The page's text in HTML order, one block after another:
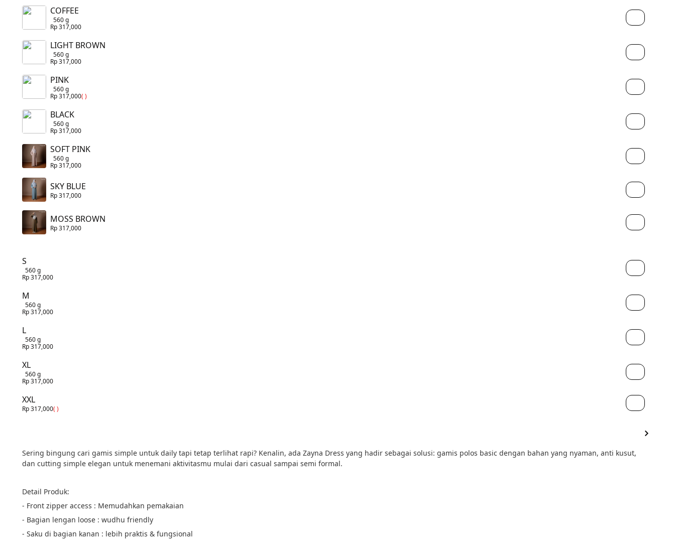
COFFEE
560 g
Rp 317,000
LIGHT BROWN
560 g
Rp 317,000
PINK
560 g
Rp 317,000( )
BLACK
560 g
Rp 317,000
SOFT PINK
560 g
Rp 317,000
SKY BLUE
Rp 317,000
MOSS BROWN
Rp 317,000
S
560 g
Rp 317,000
M
560 g
Rp 317,000
L
560 g
Rp 317,000
XL
560 g
Rp 317,000
XXL
Rp 317,000( )
Sering bingung cari gamis simple untuk daily tapi tetap terlihat rapi? Kenalin, ada Zayna Dress yang hadir sebagai solusi: gamis polos basic dengan bahan yang nyaman, anti kusut,
dan cutting simple elegan untuk menemani aktivitasmu mulai dari casual sampai semi formal.
Detail Produk:
- Front zipper access : Memudahkan pemakaian
- Bagian lengan loose : wudhu friendly
- Saku di bagian kanan : lebih praktis & fungsional